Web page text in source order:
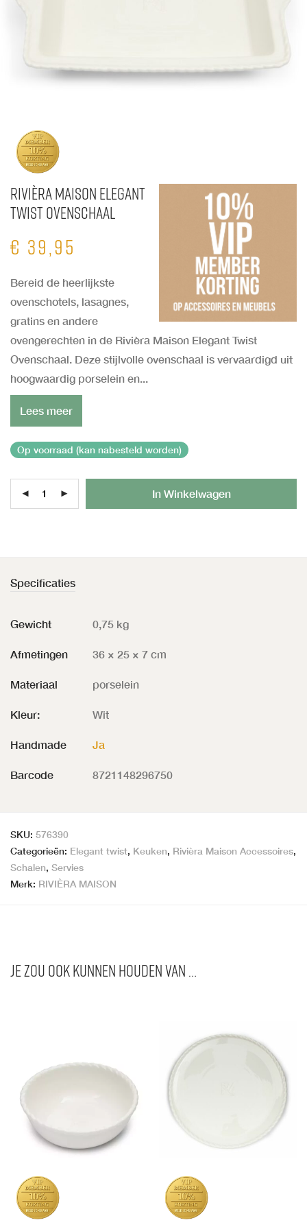
Rivièra Maison Elegant
Twist Ovenschaal
€ 39,95
Bereid de heerlijkste
ovenschotels, lasagnes,
gratins en andere
ovengerechten in de Rivièra Maison Elegant Twist
Ovenschaal. Deze stijlvolle ovenschaal is vervaardigd uit
hoogwaardig porselein en...
Lees meer
Op voorraad (kan nabesteld worden)
In Winkelwagen
Specificaties
Gewicht 0,75 kg
Afmetingen 36 × 25 × 7 cm
Materiaal porselein
Kleur: Wit
Handmade Ja
Barcode 8721148296750
SKU: 576390
Categorieën: Elegant twist, Keuken, Rivièra Maison Accessoires,
Schalen, Servies
Merk: RIVIÈRA MAISON
Je zou ook kunnen houden van …